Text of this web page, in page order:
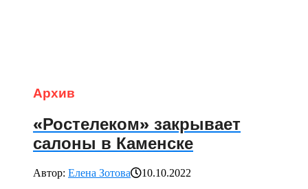
Архив
«Ростелеком» закрывает
салоны в Каменске
Автор: Елена Зотова
10.10.2022